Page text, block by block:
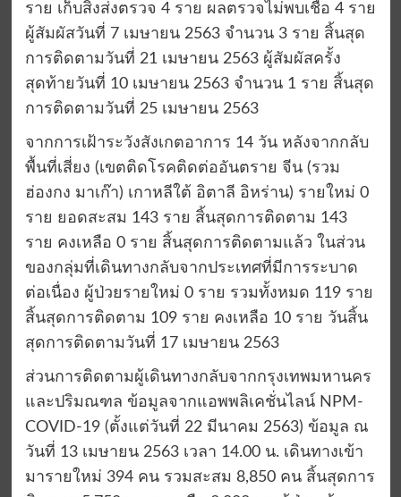
ราย เก็บสิ่งส่งตรวจ 4 ราย ผลตรวจไม่พบเชื้อ 4 ราย
ผู้สัมผัสวันที่ 7 เมษายน 2563 จำนวน 3 ราย สิ้นสุด
การติดตามวันที่ 21 เมษายน 2563 ผู้สัมผัสครั้ง
สุดท้ายวันที่ 10 เมษายน 2563 จำนวน 1 ราย สิ้นสุด
การติดตามวันที่ 25 เมษายน 2563
จากการเฝ้าระวังสังเกตอาการ 14 วัน หลังจากกลับ
พื้นที่เสี่ยง (เขตติดโรคติดต่ออันตราย จีน (รวม
ฮ่องกง มาเก๊า) เกาหลีใต้ อิตาลี อิหร่าน) รายใหม่ 0
ราย ยอดสะสม 143 ราย สิ้นสุดการติดตาม 143
ราย คงเหลือ 0 ราย สิ้นสุดการติดตามแล้ว ในส่วน
ของกลุ่มที่เดินทางกลับจากประเทศที่มีการระบาด
ต่อเนื่อง ผู้ป่วยรายใหม่ 0 ราย รวมทั้งหมด 119 ราย
สิ้นสุดการติดตาม 109 ราย คงเหลือ 10 ราย วันสิ้น
สุดการติดตามวันที่ 17 เมษายน 2563
ส่วนการติดตามผู้เดินทางกลับจากกรุงเทพมหานคร
และปริมณฑล ข้อมูลจากแอพพลิเคชั่นไลน์ NPM-
COVID-19 (ตั้งแต่วันที่ 22 มีนาคม 2563) ข้อมูล ณ
วันที่ 13 เมษายน 2563 เวลา 14.00 น. เดินทางเข้า
มารายใหม่ 394 คน รวมสะสม 8,850 คน สิ้นสุดการ